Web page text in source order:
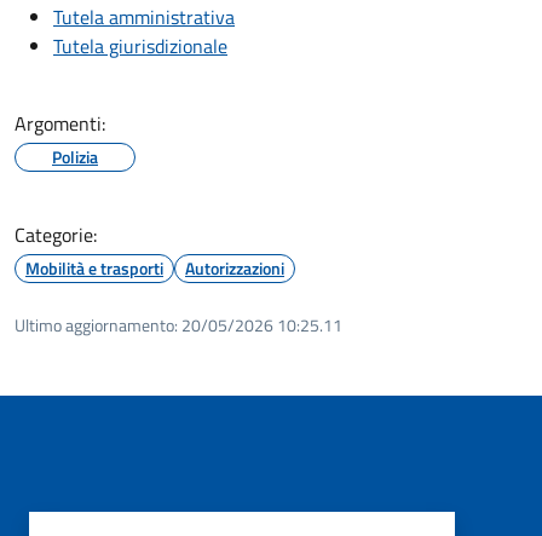
Tutela amministrativa
Tutela giurisdizionale
Argomenti:
Polizia
Categorie:
Mobilità e trasporti Autorizzazioni
Ultimo aggiornamento: 20/05/2026 10:25.11